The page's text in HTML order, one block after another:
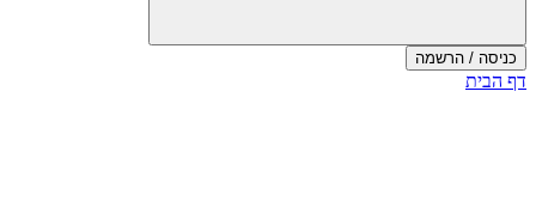
כניסה / הרשמה
סוף
דף הבית